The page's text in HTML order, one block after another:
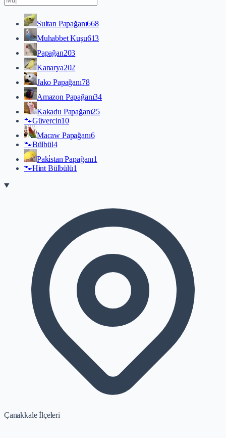
Sultan Papağanı668
Muhabbet Kuşu613
Papağan203
Kanarya202
Jako Papağanı78
Amazon Papağanı34
Kakadu Papağanı25
🐾Güvercin10
Macaw Papağanı6
🐾Bülbül4
Paki̇stan Papağanı1
🐾Hint Bülbülü1
Çanakkale İlçeleri